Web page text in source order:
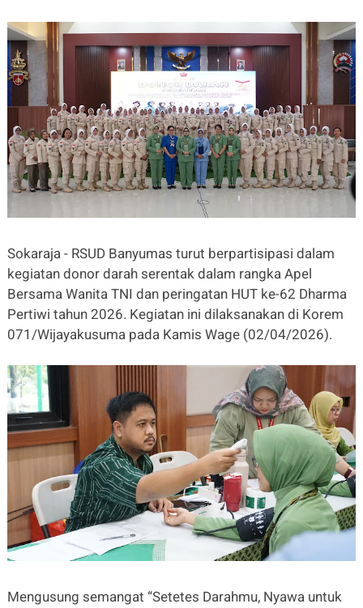
Sokaraja - RSUD Banyumas turut berpartisipasi dalam
kegiatan donor darah serentak dalam rangka Apel
Bersama Wanita TNI dan peringatan HUT ke-62 Dharma
Pertiwi tahun 2026. Kegiatan ini dilaksanakan di Korem
071/Wijayakusuma pada Kamis Wage (02/04/2026).
Mengusung semangat “Setetes Darahmu, Nyawa untuk